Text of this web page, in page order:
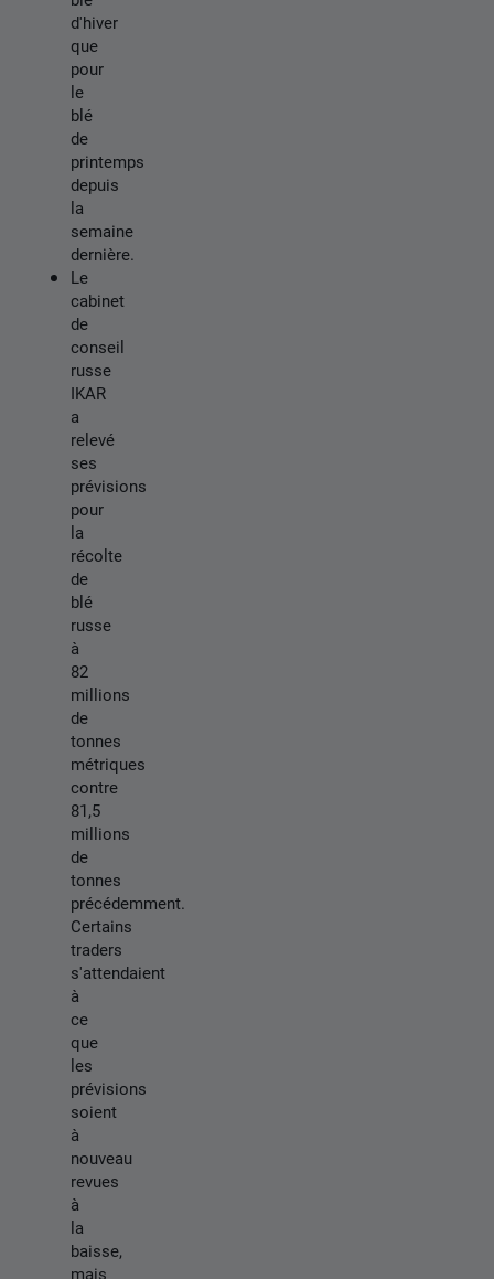
d'hiver
que
pour
le
blé
de
printemps
depuis
la
semaine
dernière.
Le
cabinet
de
conseil
russe
IKAR
a
relevé
ses
prévisions
pour
la
récolte
de
blé
russe
à
82
millions
de
tonnes
métriques
contre
81,5
millions
de
tonnes
précédemment.
Certains
traders
s'attendaient
à
ce
que
les
prévisions
soient
à
nouveau
revues
à
la
baisse,
mais